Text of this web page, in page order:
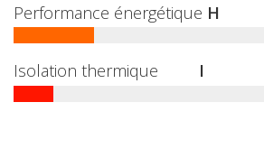
Performance énergétique H
Isolation thermique I